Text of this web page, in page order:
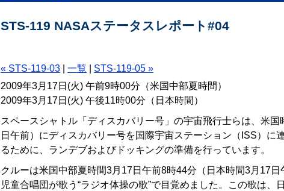
STS-119 NASAステータスレポート#04
« STS-119-03 一覧
STS-119-05 »
2009年3月17日(火) 午前9時00分（米国中部夏時間）
2009年3月17日(火) 午後11時00分（日本時間）
スペースシャトル「ディスカバリー号」の宇宙飛行士らは、米
日午前）にディスカバリー号を国際宇宙ステーション（ISS）に
るために、ランデブおよびドッキングの準備を行っています。
クルーは米国中部夏時間3月17日午前8時44分（日本時間3月17
児童合唱団が歌う“ラジオ体操の歌”で目覚めました。この歌は、